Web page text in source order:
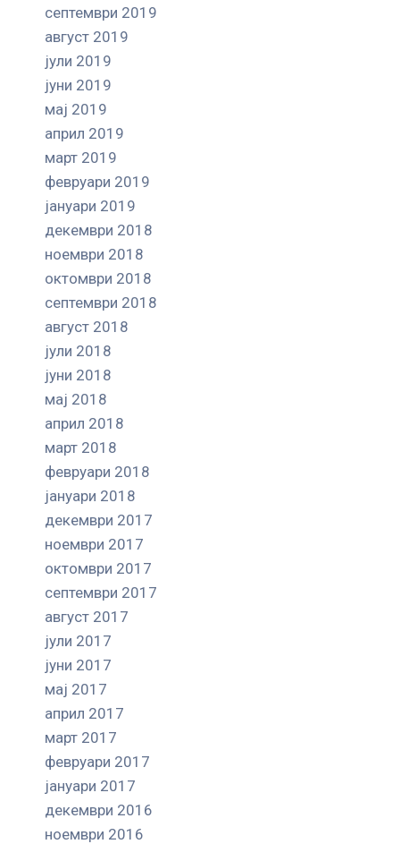
септември 2019
август 2019
јули 2019
јуни 2019
мај 2019
април 2019
март 2019
февруари 2019
јануари 2019
декември 2018
ноември 2018
октомври 2018
септември 2018
август 2018
јули 2018
јуни 2018
мај 2018
април 2018
март 2018
февруари 2018
јануари 2018
декември 2017
ноември 2017
октомври 2017
септември 2017
август 2017
јули 2017
јуни 2017
мај 2017
април 2017
март 2017
февруари 2017
јануари 2017
декември 2016
ноември 2016